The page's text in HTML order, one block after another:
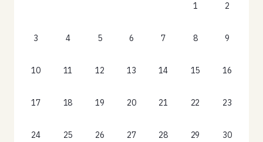
1 2
3 4 5 6 7 8 9
10 11 12 13 14 15 16
17 18 19 20 21 22 23
24 25 26 27 28 29 30